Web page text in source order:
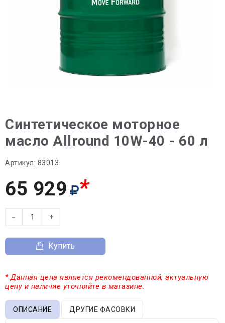
Синтетическое моторное
масло Allround 10W-40 - 60 л
Артикул: 83013
65 929 *
− +
Купить
* Данная цена является рекомендованной, актуальную
цену и наличие уточняйте в магазине.
ОПИСАНИЕ ДРУГИЕ ФАСОВКИ